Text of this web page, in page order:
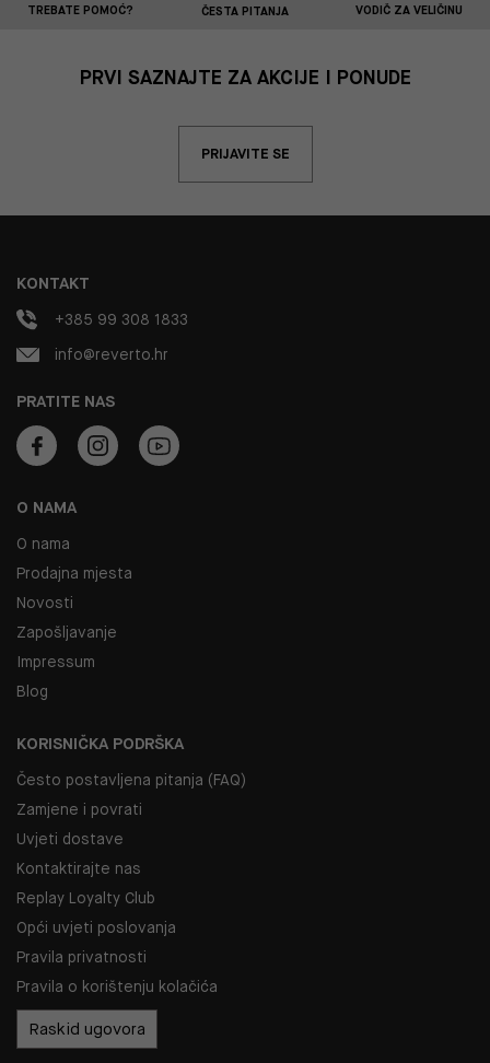
TREBATE POMOĆ? ČESTA PITANJA VODIČ ZA VELIČINU
PRVI SAZNAJTE ZA AKCIJE I PONUDE
PRIJAVITE SE
O NAMA
O nama
Prodajna mjesta
Novosti
Zapošljavanje
Impressum
Blog
KORISNIČKA PODRŠKA
Često postavljena pitanja (FAQ)
Zamjene i povrati
Uvjeti dostave
Kontaktirajte nas
Replay Loyalty Club
Opći uvjeti poslovanja
Pravila privatnosti
Pravila o korištenju kolačića
Raskid ugovora
PRATITE NAS
KONTAKT
+385 99 308 1833
info@reverto.hr